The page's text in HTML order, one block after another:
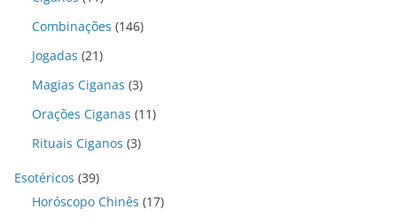
Combinações (146)
Jogadas (21)
Magias Ciganas (3)
Orações Ciganas (11)
Rituais Ciganos (3)
Esotéricos (39)
Horóscopo Chinês (17)